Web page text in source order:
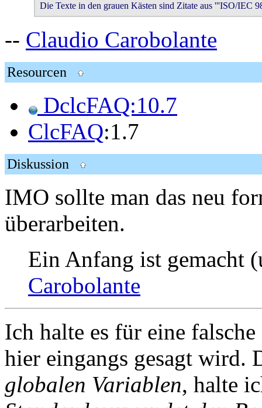
Die Texte in den grauen Kästen sind Zitate aus '''ISO/IEC
-- Claudio Carobolante
Resourcen
DclcFAQ:10.7
ClcFAQ:1.7
Diskussion
IMO sollte man das neu
überarbeiten.
Ein Anfang ist gemacht
Carobolante
Ich halte es für eine
hier eingangs gesagt wird.
globalen Variablen, halte